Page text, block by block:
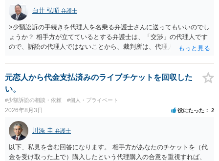
求めるものにすぎません。貴殿の仕入先との取引関係や返金時期など
の内部事情は、私に対する返還義務の発生や履行時期には何ら影響を
及ぼすものではありません。 これ以上、本件の解決を不必要に遅延さ
せることなく、誠意をもって速やかに返金手続を履行されるよう、強
く求めます。 以上
白井 弘昭 弁護士
>少額訟訴の手続きを代理人を名乗る弁護士さんに送ってもいいのでし
ょうか？ 相手方が立てているとする弁護士は、「交渉」の代理人です
ので、訴訟の代理人ではないことから、裁判所は、代理人宛ての訴状
ている場合は、相手方（被告）の住所で訴状を作成提出し、裁判所に
代理人が就いていたことを知らせると（訴状の記載内容から明らかな
場合も）、裁判所が当該代理人弁護士に事前連絡し、引き続き訴訟も
受任するかを聞いたうえで、受任の意志が明らかになったところで、
直接被告に送達するのではなく、代理人に訴状の受領を促すこともあ
ります。 ラインのやり取りでしか証拠がないと、実際の本人性が明ら
かではありません。もちろん弁護士（２０万円の請求で代理人弁護士
に委任するかも疑わしいのですが）も住所は明らかにしないでしょ
う。 何か本人を示す事実（振込先などの情報）から、相手の住所等の
情報を割り出していくしかないように思えます。 以上、ご参考まで。
元恋人から代金支払済みのライブチケットを回収した
い。
#少額訴訟の相談・依頼 #個人・プライベート
2026年8月3日 役にたった 2
川添 圭 弁護士
以下、私見を含む回答になります。 相手方があなたのチケットを（代
金を受け取った上で）購入したという代理購入の合意を重視すれば、